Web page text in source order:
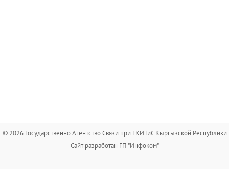
© 2026 Государственно Агентство Связи при ГКИТиС Кыргызской Республики
Сайт разработан ГП "Инфоком"